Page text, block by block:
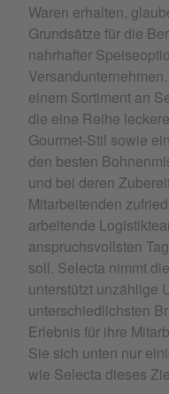
Waren erhalten,
Grundsätze für die
nahrhafter
einem Sortiment an
die eine Reihe
Gourmet-Stil sowie
den besten
und bei deren
Mitarbeitenden
arbeitende
anspruchsvollsten
soll. Selecta nimmt
unterstützt unzählige
unterschiedlichsten
Erlebnis für ihre
Sie sich unten nur
wie Selecta dieses